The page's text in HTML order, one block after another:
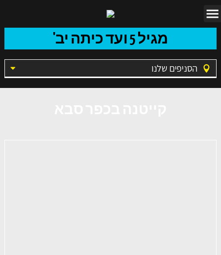
מגיל 5 ועד כיתה יב'
הסניפים שלנו